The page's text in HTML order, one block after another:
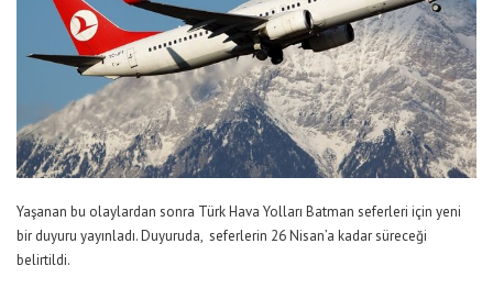
Yaşanan bu olaylardan sonra Türk Hava Yolları Batman seferleri için yeni
bir duyuru yayınladı. Duyuruda, seferlerin 26 Nisan’a kadar süreceği
belirtildi.